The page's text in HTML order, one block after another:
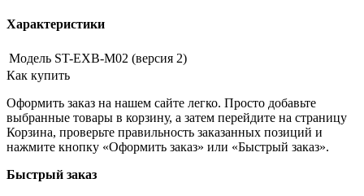
Характеристики
Модель ST-EXB-M02 (версия 2)
Как купить
Оформить заказ на нашем сайте легко. Просто добавьте
выбранные товары в корзину, а затем перейдите на страницу
Корзина, проверьте правильность заказанных позиций и
нажмите кнопку «Оформить заказ» или «Быстрый заказ».
Быстрый заказ